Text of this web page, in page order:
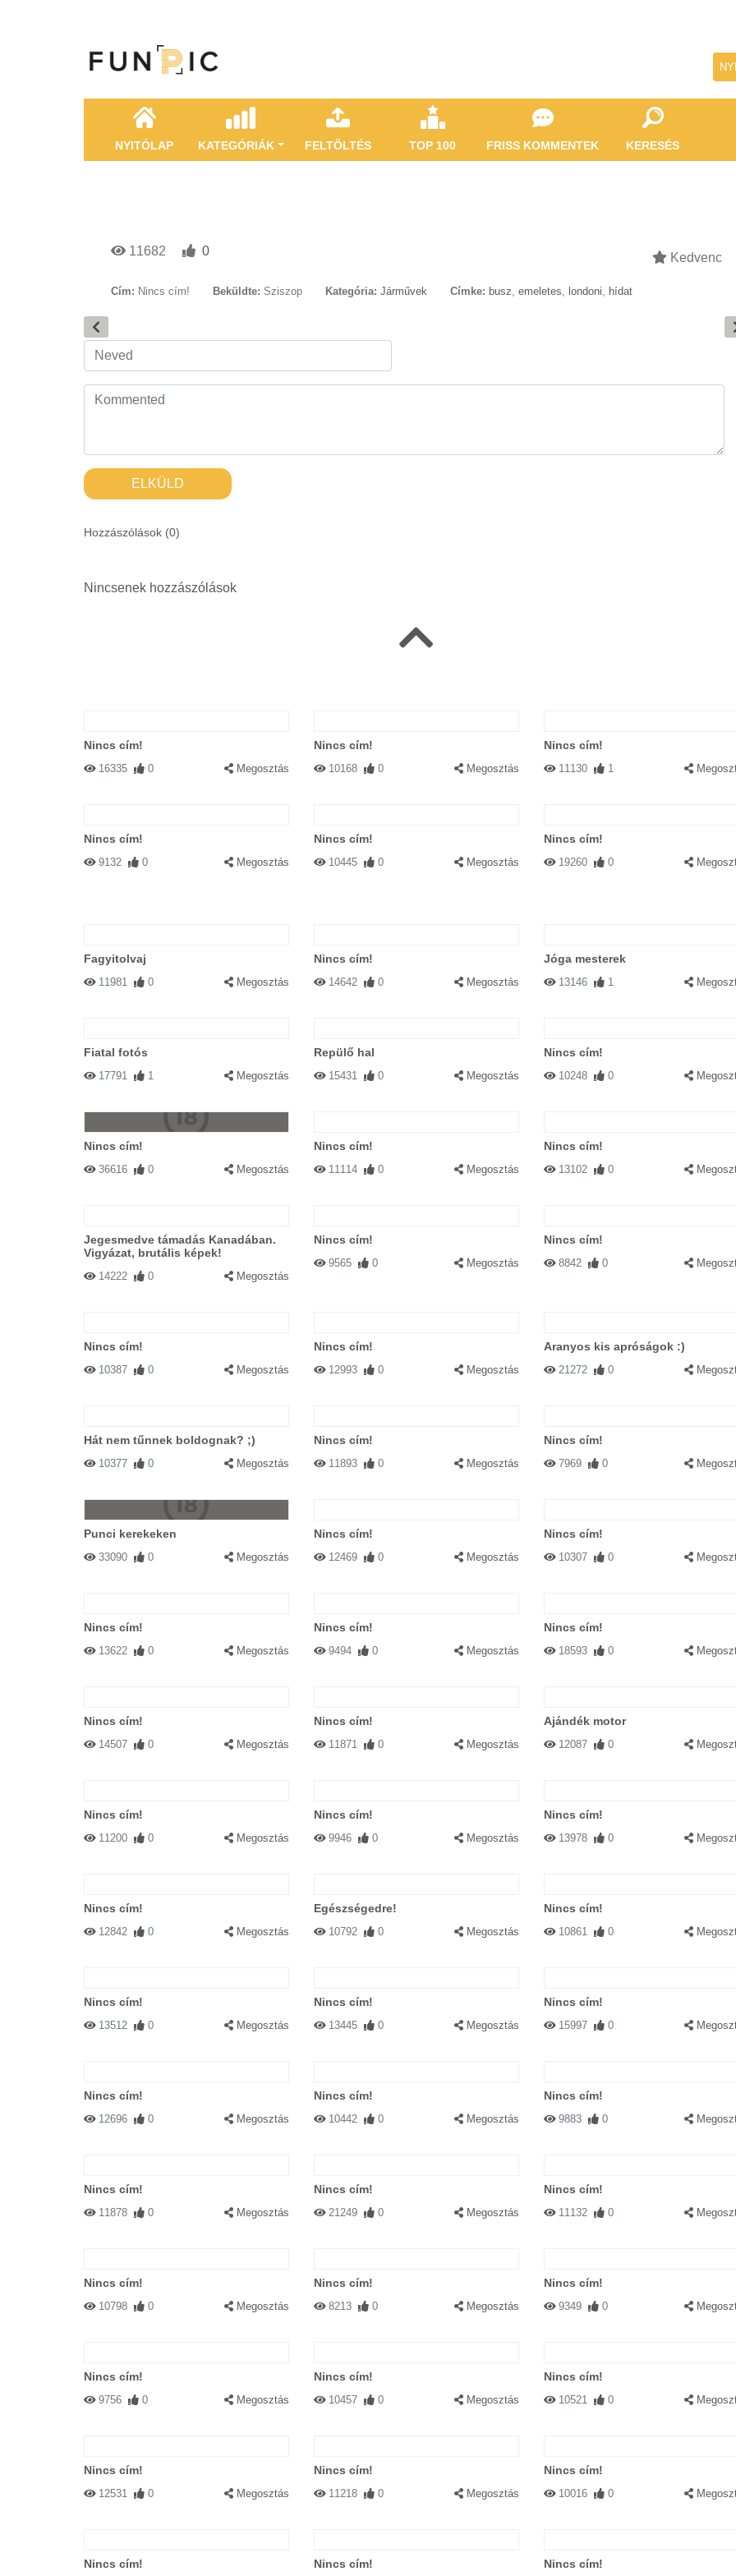
NYITÓLAP KATEGÓRIÁK FELTÖLTÉS TOP 100 FRISS KOMMENTEK KERESÉS
11682 0 Kedvenc
Cím: Nincs cím! Beküldte: Sziszop Kategória: Járművek Címke: busz, emeletes, londoni, hídat
ELKÜLD
Hozzászólások (0)
Nincsenek hozzászólások
Nincs cím!
16335 0 Megosztás
Nincs cím!
10168 0 Megosztás
Nincs cím!
11130 1
Nincs cím!
9132 0 Megosztás
Nincs cím!
10445 0 Megosztás
Nincs cím!
19260 0
Fagyitolvaj
11981 0 Megosztás
Nincs cím!
14642 0 Megosztás
Jóga mesterek
13146 1
Fiatal fotós
17791 1 Megosztás
Repülő hal
15431 0 Megosztás
Nincs cím!
10248 0
Nincs cím!
36616 0 Megosztás
Nincs cím!
11114 0 Megosztás
Nincs cím!
13102 0
Jegesmedve támadás Kanadában.
Vigyázat, brutális képek!
14222 0 Megosztás
Nincs cím!
9565 0 Megosztás
Nincs cím!
8842 0
Nincs cím!
10387 0 Megosztás
Nincs cím!
12993 0 Megosztás
Aranyos kis apróságok :)
21272 0
Hát nem tűnnek boldognak? ;)
10377 0 Megosztás
Nincs cím!
11893 0 Megosztás
Nincs cím!
7969 0
Punci kerekeken
33090 0 Megosztás
Nincs cím!
12469 0 Megosztás
Nincs cím!
10307 0
Nincs cím!
13622 0 Megosztás
Nincs cím!
9494 0 Megosztás
Nincs cím!
18593 0
Nincs cím!
14507 0 Megosztás
Nincs cím!
11871 0 Megosztás
Ajándék motor
12087 0
Nincs cím!
11200 0 Megosztás
Nincs cím!
9946 0 Megosztás
Nincs cím!
13978 0
Nincs cím!
12842 0 Megosztás
Egészségedre!
10792 0 Megosztás
Nincs cím!
10861 0
Nincs cím!
13512 0 Megosztás
Nincs cím!
13445 0 Megosztás
Nincs cím!
15997 0
Nincs cím!
12696 0 Megosztás
Nincs cím!
10442 0 Megosztás
Nincs cím!
9883 0
Nincs cím!
11878 0 Megosztás
Nincs cím!
21249 0 Megosztás
Nincs cím!
11132 0
Nincs cím!
10798 0 Megosztás
Nincs cím!
8213 0 Megosztás
Nincs cím!
9349 0
Nincs cím!
9756 0 Megosztás
Nincs cím!
10457 0 Megosztás
Nincs cím!
10521 0
Nincs cím!
12531 0 Megosztás
Nincs cím!
11218 0 Megosztás
Nincs cím!
10016 0
Nincs cím! Nincs cím! Nincs cím!